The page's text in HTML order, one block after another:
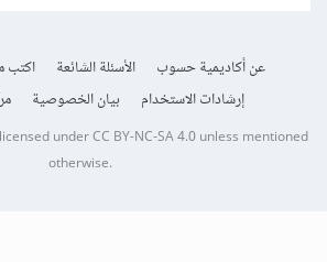
عن أكاديمية حسوب الأسئلة الشائعة اكتب
إرشادات الاستخدام
بيان الخصوصية
underCC BY-NC-SA 4.0unless mentioned
otherwise.